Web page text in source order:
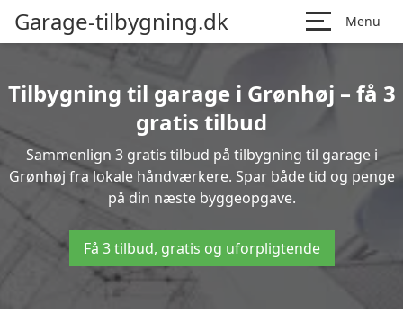
Garage-tilbygning.dk Menu
Tilbygning til garage i Grønhøj – få 3
gratis tilbud
Sammenlign 3 gratis tilbud på tilbygning til garage i
Grønhøj fra lokale håndværkere. Spar både tid og penge
på din næste byggeopgave.
Få 3 tilbud, gratis og uforpligtende